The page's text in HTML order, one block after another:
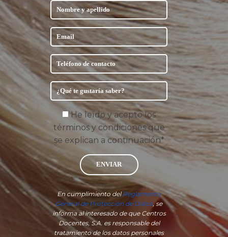
He leído y acepto los
términos y condiciones que
se explican a continuación*
ENVIAR
En cumplimiento delReglamento
General de Protección de Datos, se
informa al interesado de que Centros
Docentes, S.A. es responsable del
tratamiento de los datos personales